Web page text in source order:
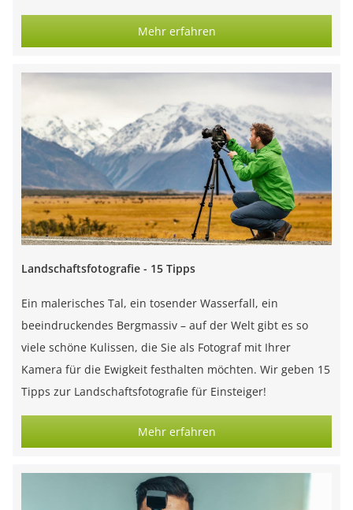
Mehr erfahren
Landschaftsfotografie - 15 Tipps
Ein malerisches Tal, ein tosender Wasserfall, ein
beeindruckendes Bergmassiv – auf der Welt gibt es so
viele schöne Kulissen, die Sie als Fotograf mit Ihrer
Kamera für die Ewigkeit festhalten möchten. Wir geben 15
Tipps zur Landschaftsfotografie für Einsteiger!
Mehr erfahren